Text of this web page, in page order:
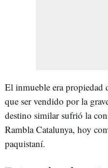
El inmueble era propiedad
que ser vendido por la
destino similar sufrió la
Rambla Catalunya, hoy
paquistaní.